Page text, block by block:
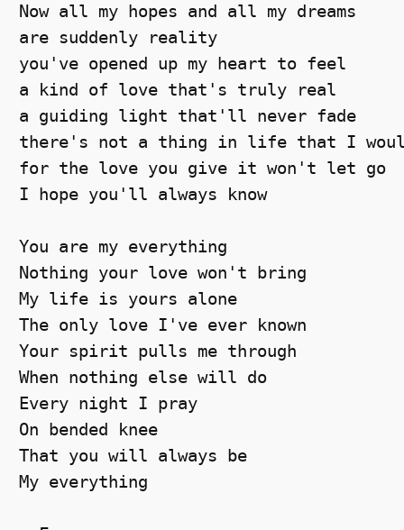
Now all my hopes and all my dreams
are suddenly reality
you've opened up my heart to feel
a kind of love that's truly real
a guiding light that'll never fade
there's not a thing in life that I
for the love you give it won't let go
I hope you'll always know
You are my everything
Nothing your love won't bring
My life is yours alone
The only love I've ever known
Your spirit pulls me through
When nothing else will do
Every night I pray
On bended knee
That you will always be
My everything